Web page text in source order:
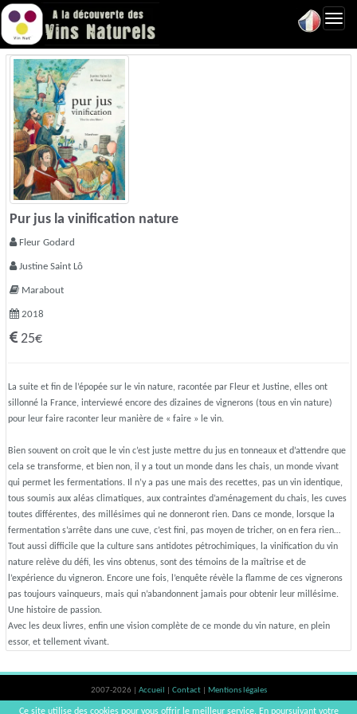
Pur jus la vinification nature
Fleur Godard
Justine Saint Lô
Marabout
2018
25€
La suite et fin de l’épopée sur le vin nature, racontée par Fleur et Justine, elles ont
sillonné la France, interviewé encore des dizaines de vignerons (tous en vin nature)
pour leur faire raconter leur manière de « faire » le vin.
Bien souvent on croit que le vin c’est juste mettre du jus en tonneaux et d’attendre que
cela se transforme, et bien non, il y a tout un monde dans les chais, un monde vivant
qui permet les fermentations. Il n’y a pas une mais des recettes, pas un vin identique,
tous soumis aux aléas climatiques, aux contraintes d’aménagement du chais, les cuves
toutes différentes, des millésimes qui ne donneront rien. Dans ce monde, lorsque la
fermentation s’arrête dans une cuve, c’est fini, pas moyen de tricher, on en fera rien…
Tout aussi difficile que la culture sans antidotes pétrochimiques, la vinification du vin
nature relève du défi, les vins obtenus, sont des témoins de la maîtrise et de
l’expérience du vigneron. Encore une fois, l’enquête révèle la flamme de ces vignerons
pas toujours vainqueurs, mais qui n’abandonnent jamais pour obtenir leur millésime.
Une histoire de passion.
Avec les deux livres, enfin une vision complète de ce monde du vin nature, en plein
essor, et tellement vivant.
2007-2026 | Accueil Contact
Mentions légales
L'abus d'alcool est dangereux pour la santé, à consommer avec modération. |
Ce site utilise des cookies pour vous offrir le meilleur service. En poursuivant votre